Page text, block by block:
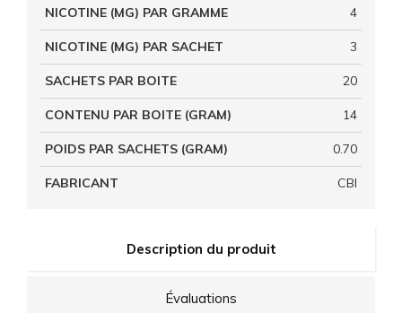
Description du produit
Évaluations
NICOTINE (MG) PAR GRAMME 4
NICOTINE (MG) PAR SACHET 3
SACHETS PAR BOITE 20
CONTENU PAR BOITE (GRAM) 14
POIDS PAR SACHETS (GRAM) 0.70
FABRICANT CBI